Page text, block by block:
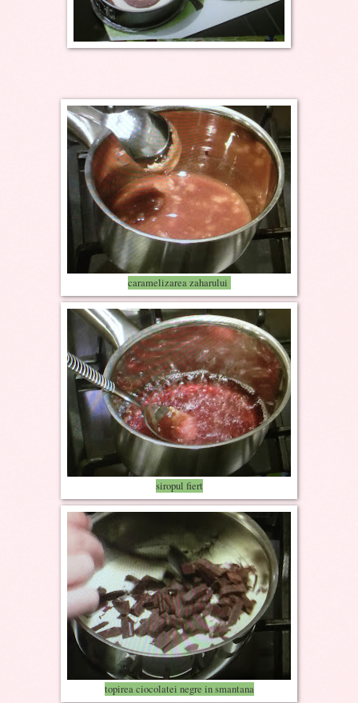
caramelizarea zaharului
siropul fiert
topirea ciocolatei negre in smantana